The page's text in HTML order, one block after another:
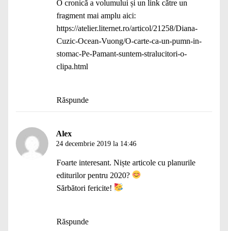
O cronică a volumului și un link către un
fragment mai amplu aici:
https://atelier.liternet.ro/articol/21258/Diana-
Cuzic-Ocean-Vuong/O-carte-ca-un-pumn-in-
stomac-Pe-Pamant-suntem-stralucitori-o-
clipa.html
Răspunde
Alex
24 decembrie 2019 la 14:46
Foarte interesant. Niște articole cu planurile
editurilor pentru 2020?
Sărbători fericite!
Răspunde